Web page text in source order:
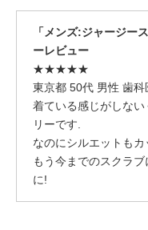
「メンズ:ジャージー
ーレビュー
★★★★★
東京都 50代 男性 歯科
着ている感じがしな
リーです.
なのにシルエットもカ
もう今までのスクラ
に!